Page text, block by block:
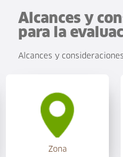
Alcances y
para la
Alcances y
Zona